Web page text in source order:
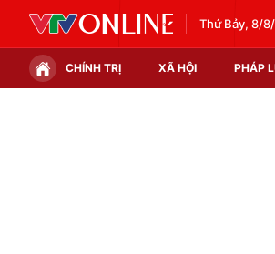
Thứ Bảy, 8/
CHÍNH TRỊ XÃ HỘI PHÁP